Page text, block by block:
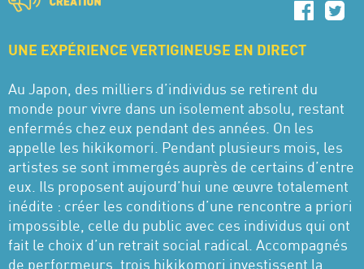
UNE EXPÉRIENCE VERTIGINEUSE EN DIRECT
Au Japon, des milliers d’individus se retirent du
monde pour vivre dans un isolement absolu, restant
enfermés chez eux pendant des années. On les
appelle les hikikomori. Pendant plusieurs mois, les
artistes se sont immergés auprès de certains d’entre
eux. Ils proposent aujourd’hui une œuvre totalement
inédite : créer les conditions d’une rencontre a priori
impossible, celle du public avec ces individus qui ont
fait le choix d’un retrait social radical. Accompagnés
de performeurs, trois hikikomori investissent la